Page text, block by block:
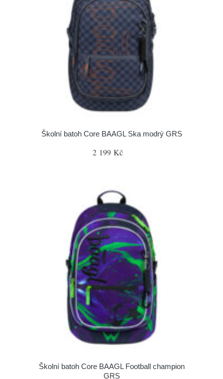
Školní batoh Core BAAGL Ska modrý GRS
2 199 Kč
Školní batoh Core BAAGL Football champion
GRS